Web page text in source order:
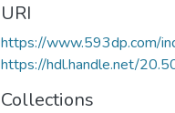
URI
https://www.593dp.com/
https://hdl.handle.net/
Collections